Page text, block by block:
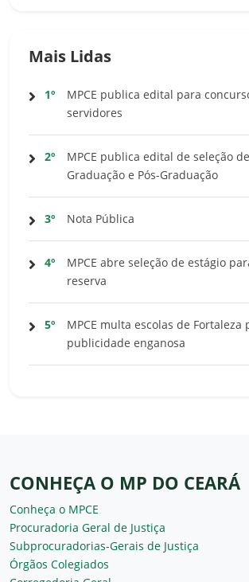
Mais Lidas
1º
MPCE publica edital para
servidores
2º
MPCE publica edital de seleção
Graduação e Pós-Graduação
3º Nota Pública
4º
MPCE abre seleção de estágio
reserva
5º
MPCE multa escolas de Fortaleza
publicidade enganosa
CONHEÇA O MP DO CEARÁ
Conheça o MPCE
Procuradoria Geral de Justiça
Subprocuradorias-Gerais de Justiça
Órgãos Colegiados